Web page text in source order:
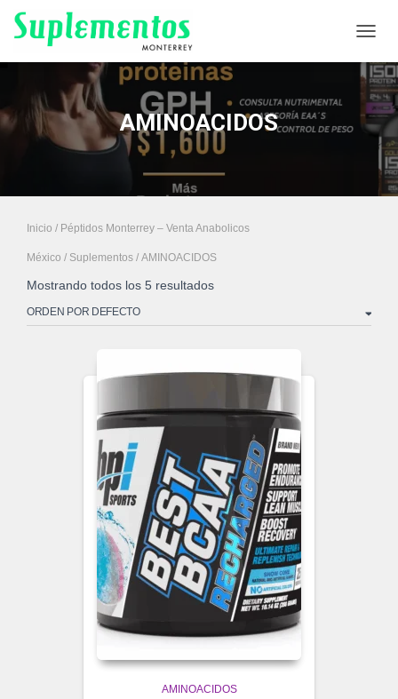
AMINOACIDOS
Inicio / Péptidos Monterrey – Venta Anabolicos
México / Suplementos / AMINOACIDOS
Mostrando todos los 5 resultados
AMINOACIDOS